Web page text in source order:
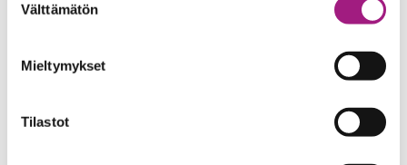
valinta
Välttämätön
Mieltymykset
Tilastot